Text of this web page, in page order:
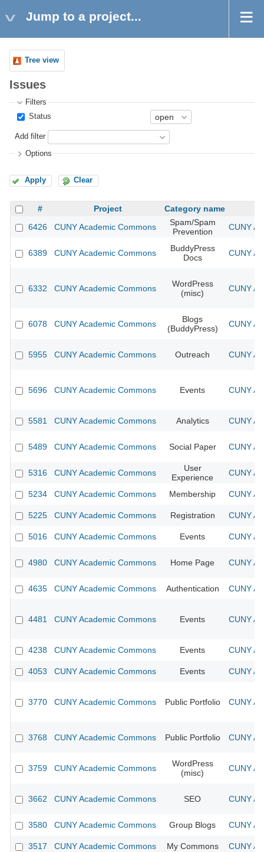
Jump to a project...
Tree view
Issues
Filters
Status
Add filter
Options
Apply Clear
# Project
Category name
6426
CUNY Academic Commons
Spam/Spam
Prevention
CUNY
6389 CUNY Academic Commons
BuddyPress
Docs
CUNY
6332 CUNY Academic Commons
WordPress
(misc)
CUNY
6078 CUNY Academic Commons
Blogs
(BuddyPress)
CUNY
5955 CUNY Academic Commons Outreach CUNY
5696 CUNY Academic Commons Events CUNY
5581 CUNY Academic Commons Analytics CUNY
5489 CUNY Academic Commons Social Paper CUNY
5316 CUNY Academic Commons
User
Experience
CUNY
5234 CUNY Academic Commons Membership CUNY
5225 CUNY Academic Commons Registration CUNY
5016 CUNY Academic Commons Events CUNY
4980 CUNY Academic Commons Home Page CUNY
4635 CUNY Academic Commons Authentication CUNY
4481 CUNY Academic Commons Events CUNY
4238 CUNY Academic Commons Events CUNY
4053 CUNY Academic Commons Events CUNY
3770 CUNY Academic Commons Public Portfolio CUNY
3768 CUNY Academic Commons Public Portfolio CUNY
3759 CUNY Academic Commons
WordPress
(misc)
CUNY
3662 CUNY Academic Commons SEO CUNY
3580 CUNY Academic Commons Group Blogs CUNY
3517 CUNY Academic Commons My Commons CUNY